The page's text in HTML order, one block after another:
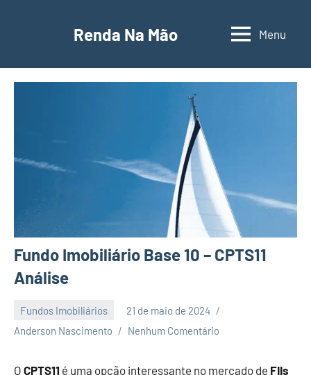
conteúdo
Renda Na Mão
Contabilidade,
Menu
Fundo Imobiliário Base 10 – CPTS11
Análise
Fundos Imobiliários
21 de maio de 2024
Anderson Nascimento
Nenhum Comentário
O CPTS11 é uma opção interessante no mercado de FIIs